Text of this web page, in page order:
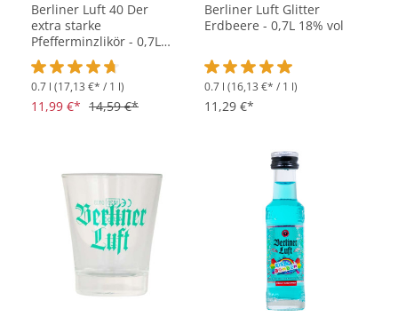
Berliner Luft 40 Der
extra starke
Pfefferminzlikör - 0,7L
40% vol
Durchschnittliche Bewertung von 4.7 von 5 Sternen
0.7 l (17,13 €* / 1 l)
11,99 €* 14,59 €*
Berliner Luft Glitter
Erdbeere - 0,7L 18% vol
Durchschnittliche Bewertung
0.7 l (16,13 €* / 1 l)
11,29 €*